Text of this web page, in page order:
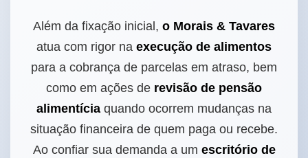
Além da fixação inicial, o Morais & Tavares
atua com rigor na execução de alimentos
para a cobrança de parcelas em atraso, bem
como em ações de revisão de pensão
alimentíciaquando ocorrem mudanças na
situação financeira de quem paga ou recebe.
Ao confiar sua demanda a um escritório de